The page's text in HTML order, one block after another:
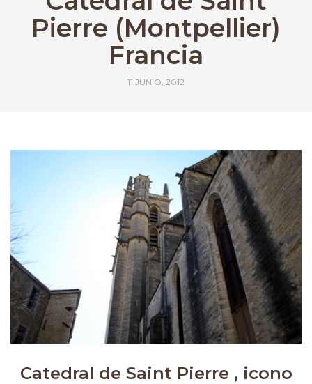
Pierre (Montpellier)
Francia
11 JUNIO, 2012
Catedral de Saint Pierre , icono